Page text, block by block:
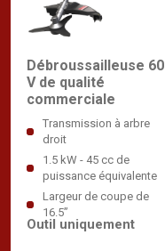
Débroussailleuse 60
V de qualité
commerciale
Transmission à arbre
droit
1.5 kW - 45 cc de
puissance équivalente
Largeur de coupe de
16.5”
Outil uniquement